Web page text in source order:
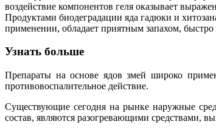
воздействие компонентов геля оказывает
Продуктами биодеградации яда гадюки и
применении, обладает приятным запахом, быстро
Узнать больше
Препараты на основе ядов змей широко
противовоспалительное действие.
Существующие сегодня на рынке наружные
состав, являются разогревающими средствами,